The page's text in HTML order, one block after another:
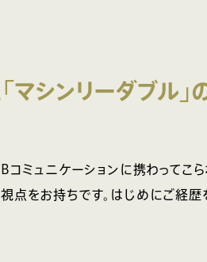
マシンリーダブル」
コミュニケーションに携わってこ
点をお持ちです。はじめにご経歴